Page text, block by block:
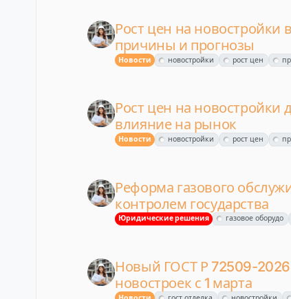
Рост цен на новостройки
причины и прогнозы
Новости новостройки рост цен
Рост цен на новостройки
влияние на рынок
Новости новостройки рост цен
Реформа газового
контролем государства
Юридические решения газовое оборудо
Новый ГОСТ Р 72509-
новостроек с 1 марта